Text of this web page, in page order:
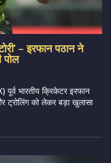
– इरफान पठान ने
पोल
भारतीय क्रिकेटर इरफान
ट्रोलिंग को लेकर बड़ा खुलासा